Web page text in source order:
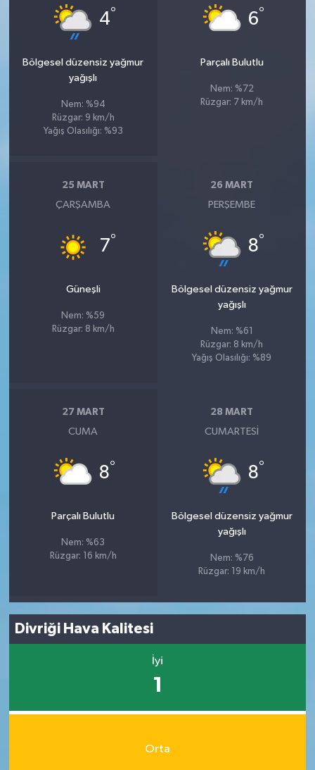
4°
Bölgesel düzensiz yağmur
yağışlı
Nem: %94
Rüzgar: 9 km/h
Yağış Olasılığı: %93
6°
Parçalı Bulutlu
Nem: %72
Rüzgar: 7 km/h
25 MART
ÇARŞAMBA
7°
Güneşli
Nem: %59
Rüzgar: 8 km/h
26 MART
PERŞEMBE
8°
Bölgesel düzensiz yağmur
yağışlı
Nem: %61
Rüzgar: 8 km/h
Yağış Olasılığı: %89
27 MART
CUMA
8°
Parçalı Bulutlu
Nem: %63
Rüzgar: 16 km/h
28 MART
CUMARTESI
8°
Bölgesel düzensiz yağmur
yağışlı
Nem: %76
Rüzgar: 19 km/h
Divriği Hava Kalitesi
İyi
1
Orta